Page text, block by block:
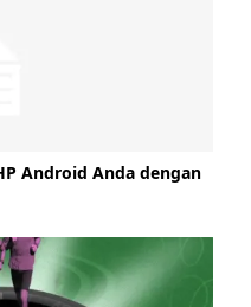
Android Anda dengan